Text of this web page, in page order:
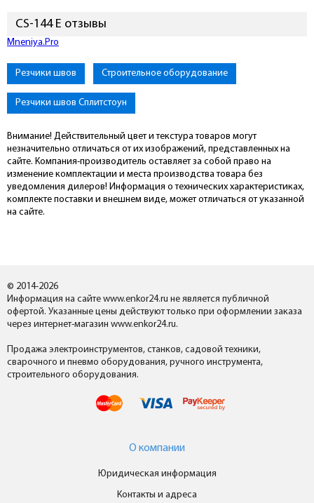
CS-144 E отзывы
Mneniya.Pro
Резчики швов Строительное оборудование
Резчики швов Сплитстоун
Внимание! Действительный цвет и текстура товаров могут
незначительно отличаться от их изображений, представленных на
сайте. Компания-производитель оставляет за собой право на
изменение комплектации и места производства товара без
уведомления дилеров! Информация о технических характеристиках,
комплекте поставки и внешнем виде, может отличаться от указанной
на сайте.
© 2014-2026
Информация на сайте www.enkor24.ru не является публичной
офертой. Указанные цены действуют только при оформлении заказа
через интернет-магазин www.enkor24.ru.
Продажа электроинструментов, станков, садовой техники,
сварочного и пневмо оборудования, ручного инструмента,
строительного оборудования.
О компании
Юридическая информация
Контакты и адреса